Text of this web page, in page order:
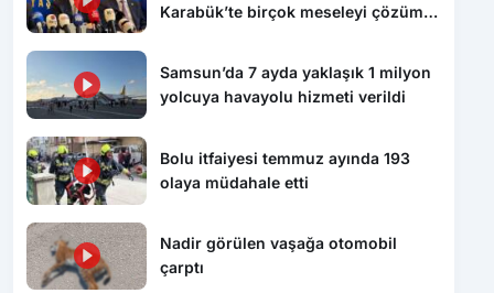
Karabük’te birçok meseleyi çözüme
Samsun’da 7 ayda yaklaşık 1 milyon
yolcuya havayolu hizmeti verildi
Bolu itfaiyesi temmuz ayında 193
olaya müdahale etti
Nadir görülen vaşağa otomobil
çarptı